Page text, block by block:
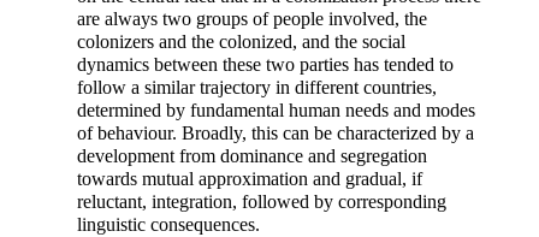
are always two groups of people involved, the
colonizers and the colonized, and the social
dynamics between these two parties has tended to
follow a similar trajectory in different countries,
determined by fundamental human needs and modes
of behaviour. Broadly, this can be characterized by a
development from dominance and segregation
towards mutual approximation and gradual, if
reluctant, integration, followed by corresponding
linguistic consequences.